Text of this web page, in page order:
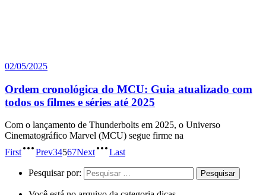
02/05/2025
Ordem cronológica do MCU: Guia atualizado com
todos os filmes e séries até 2025
Com o lançamento de Thunderbolts em 2025, o Universo
Cinematográfico Marvel (MCU) segue firme na
First
Prev34567Next Last
Pesquisar por: